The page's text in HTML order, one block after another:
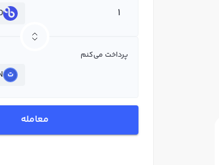
پرداخت می‌کنم
معامله